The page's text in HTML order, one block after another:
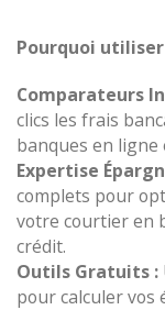
Pourquoi
Comparateurs
clics les frais
banques en
Expertise
complets pour
votre courtier en
crédit.
Outils Gratuits :
pour calculer vos